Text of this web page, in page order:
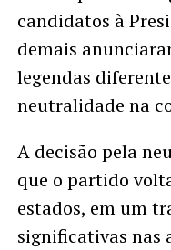
candidatos à
demais
legendas
neutralidade na
A decisão pela
que o partido
estados, em um
significativas nas